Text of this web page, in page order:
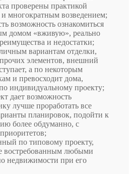
проверены практикой
и многократным возведением;
возможность ознакомиться
домом «вживую», реально
и недостатки;
вариантам отделки,
элементов, внешний
а по некоторым
и превосходит дома,
индивидуальному проекту;
дает возможность
лучше проработать все
планировок, подойти к
более обдуманно, с
по типовому проекту,
востребованным любыми
недвижимости при его